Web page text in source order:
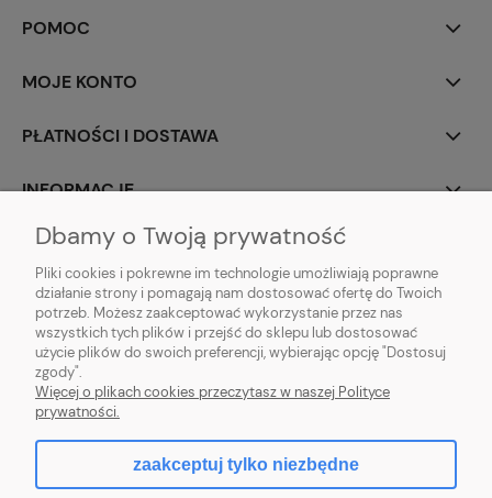
POMOC
MOJE KONTO
PŁATNOŚCI I DOSTAWA
INFORMACJE
O NAS
ZLARO| ul. Fiołkowa 9, 31-457 Kraków, woj. małopolskie | E-mail:
zlaro.krakow@gmail.com
120911970
Dbamy o Twoją prywatność
Pliki cookies i pokrewne im technologie umożliwiają poprawne
działanie strony i pomagają nam dostosować ofertę do Twoich
potrzeb. Możesz zaakceptować wykorzystanie przez nas
wszystkich tych plików i przejść do sklepu lub dostosować
użycie plików do swoich preferencji, wybierając opcję "Dostosuj
zgody".
Więcej o plikach cookies przeczytasz w naszej Polityce
prywatności.
zaakceptuj tylko niezbędne